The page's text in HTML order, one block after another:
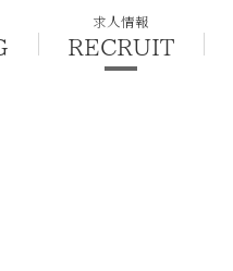
求人情報
RECRUIT